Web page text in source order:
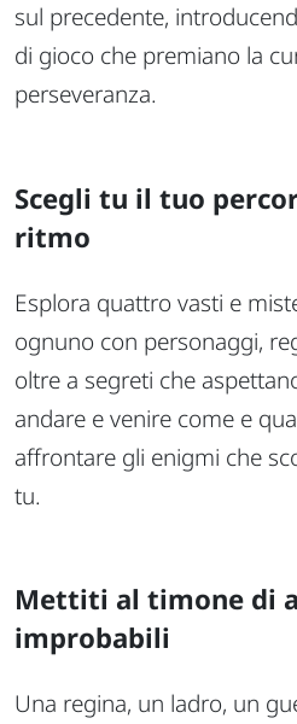
sul precedente,
di gioco che premiano la
perseveranza.
Scegli tu il tuo
ritmo
Esplora quattro vasti e
ognuno con personaggi,
oltre a segreti che
andare e venire come e
affrontare gli enigmi che
tu.
Mettiti al timone di
improbabili
Una regina, un ladro, un